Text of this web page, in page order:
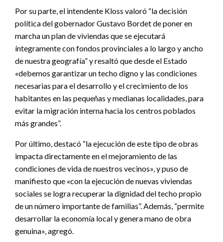
Por su parte, el intendente Kloss valoró “la decisión
política del gobernador Gustavo Bordet de poner en
marcha un plan de viviendas que se ejecutará
íntegramente con fondos provinciales a lo largo y ancho
de nuestra geografía” y resaltó que desde el Estado
«debemos garantizar un techo digno y las condiciones
necesarias para el desarrollo y el crecimiento de los
habitantes en las pequeñas y medianas localidades, para
evitar la migración interna hacia los centros poblados
más grandes”.
Por último, destacó “la ejecución de este tipo de obras
impacta directamente en el mejoramiento de las
condiciones de vida de nuestros vecinos», y puso de
manifiesto que «con la ejecución de nuevas viviendas
sociales se logra recuperar la dignidad del techo propio
de un número importante de familias”. Además, “permite
desarrollar la economía local y genera mano de obra
genuina», agregó.